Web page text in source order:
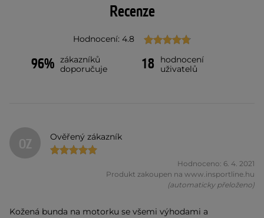
Recenze
Hodnocení: 4.8
96% zákazníků
doporučuje
18
hodnocení
uživatelů
OZ Ověřený zákazník
Hodnoceno: 6. 4. 2021
Produkt zakoupen na www.insportline.hu
(automaticky přeloženo)
Kožená bunda na motorku se všemi výhodami a